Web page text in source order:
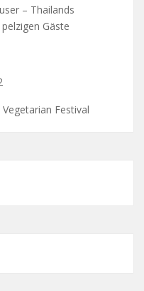
– Thailands
Gäste
Festival